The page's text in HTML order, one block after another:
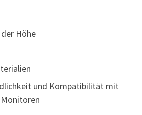
Höhe
und Kompatibilität mit